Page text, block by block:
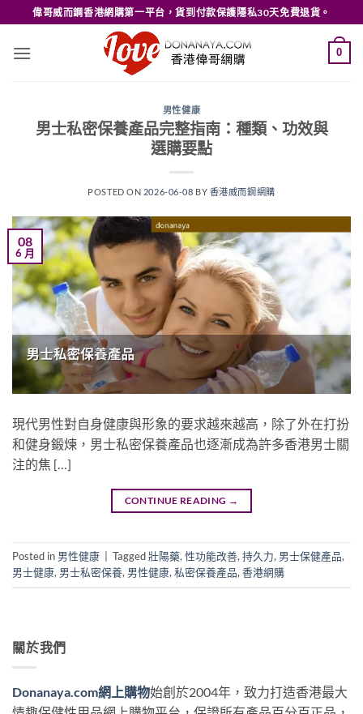
to
content
偉哥威而鋼香港網購第一平台，貨到付款保護隱私30天免費退貨。
0
男性健康
男士私密保養產品完整指南：種類、功效與
選購要點
POSTED ON 2026-06-08 BY 香港威而鋼網購
08
6 月
現代男性對自身健康與形象的要求越來越高，除了外在打扮
和健身鍛煉，男士私密保養產品也逐漸成為許多香港男士關
注的焦 […]
CONTINUE READING →
Posted in 男性健康 Tagged壯陽藥,性功能改善,持久力, 男士保健產品,
男士健康, 男士私密保養, 男性健康,私密保養產品,香港網購
關於我們
Donanaya.com網上購物始創於2004年，致力打造香港最大